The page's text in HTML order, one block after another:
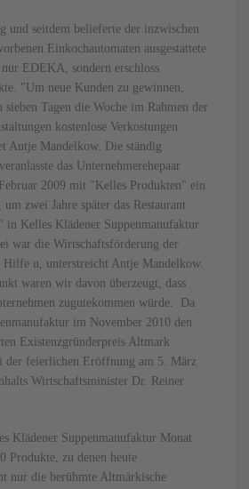
und seitdem belieferte der inzwischen
Einkochautomaten ausgestattete
EDEKA, sondern erschloss
"Um neue Kunden zu gewinnen,
sieben Tagen die Woche im Rahmen der
kostenlose Verkostungen
Antje Mandelkow. Die ständig
das Unternehmerehepaar
2009 mit "Kelles Produkten" ein
zwei Jahre später das Restaurant
in Kelles Klädener Suppenmanufaktur
war die Wirtschaftsförderung der
Hilfe u, unterstreicht Antje Mandelkow.
waren wir davon überzeugt, dass
zugutekommen würde. Da
im November 2010 den
Existenzgründerpreis Altmark
der feierlichen Eröffnung am 5. März
Wirtschaftsminister Dr. Reiner
Klädener Suppenmanufaktur Monat
Produkte, zu denen heute
nur die berühmte Altmärkische